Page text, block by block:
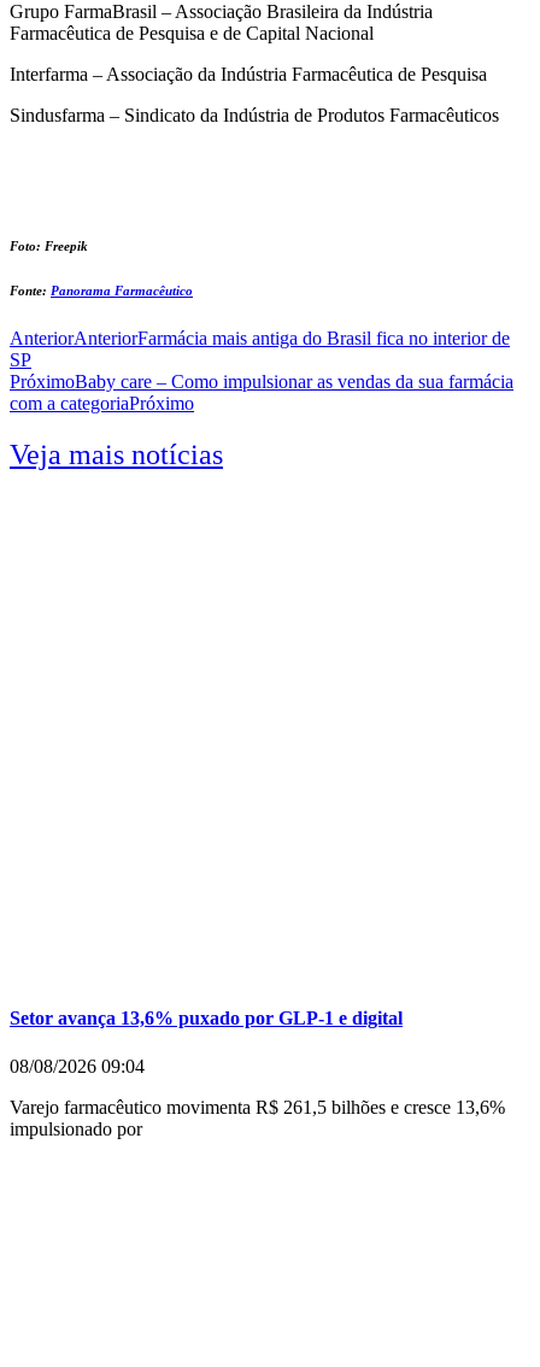
Grupo FarmaBrasil – Associação Brasileira da Indústria
Farmacêutica de Pesquisa e de Capital Nacional
Interfarma – Associação da Indústria Farmacêutica de Pesquisa
Sindusfarma – Sindicato da Indústria de Produtos Farmacêuticos
Foto: Freepik
Fonte: Panorama Farmacêutico
AnteriorAnteriorFarmácia mais antiga do Brasil fica no interior de
SP
PróximoBaby care – Como impulsionar as vendas da sua farmácia
com a categoriaPróximo
Veja mais notícias
Setor avança 13,6% puxado por GLP-1 e digital
08/08/2026 09:04
Varejo farmacêutico movimenta R$ 261,5 bilhões e cresce 13,6%
impulsionado por